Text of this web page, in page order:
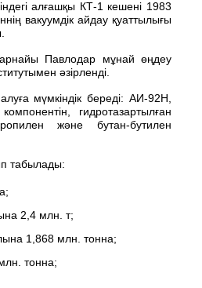
алғашқы КТ-1 кешені 1983
вакуумдік айдау қуаттылығы
арнайы Павлодар мұнай өңдеу
әзірленді.
мүмкіндік береді: АИ-92Н,
гидротазартылған
және бутан-бутилен
табылады:
2,4 млн. т;
1,868 млн. тонна;
тонна;